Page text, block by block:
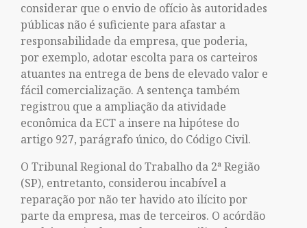
considerar que o envio de ofício às autoridades
públicas não é suficiente para afastar a
responsabilidade da empresa, que poderia,
por exemplo, adotar escolta para os carteiros
atuantes na entrega de bens de elevado valor e
fácil comercialização. A sentença também
registrou que a ampliação da atividade
econômica da ECT a insere na hipótese do
artigo 927, parágrafo único, do Código Civil.
O Tribunal Regional do Trabalho da 2ª Região
(SP), entretanto, considerou incabível a
reparação por não ter havido ato ilícito por
parte da empresa, mas de terceiros. O acórdão